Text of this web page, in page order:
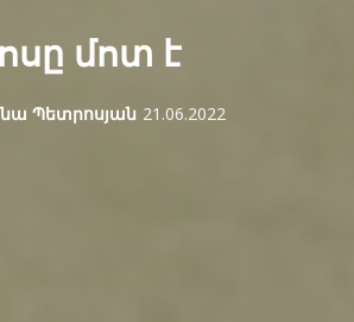
մոտ է
Պետրոսյան 21.06.2022